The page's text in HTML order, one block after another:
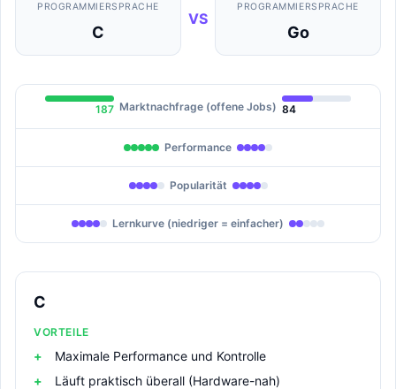
PROGRAMMIERSPRACHE
C
VS
PROGRAMMIERSPRACHE
Go
187 Marktnachfrage (offene Jobs) 84
Performance
Popularität
Lernkurve (niedriger = einfacher)
C
VORTEILE
Maximale Performance und Kontrolle
Läuft praktisch überall (Hardware-nah)